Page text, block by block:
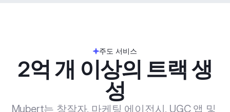
주도 서비스
2억 개 이상의 트랙 생
성
Mubert는 창작자, 마케팅 에이전시, UGC 앱 및